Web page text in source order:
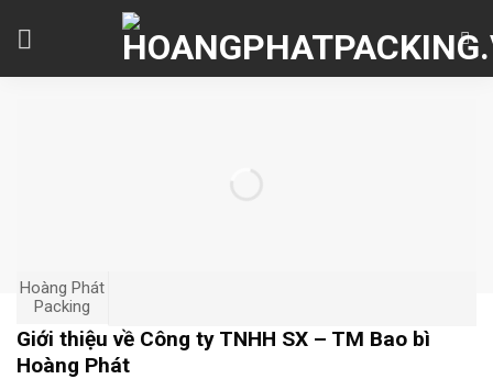
Hoàng Phát
Packing
Giới thiệu về Công ty TNHH SX – TM Bao bì
Hoàng Phát